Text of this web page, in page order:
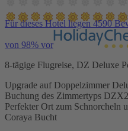
Für dieses Hotel liegen 4590
von 98% vor
8-tägige Flugreise, DZ Deluxe
Upgrade auf Doppelzimmer
Buchung des Zimmertyps
Perfekter Ort zum Schnorcheln
Coraya Bucht